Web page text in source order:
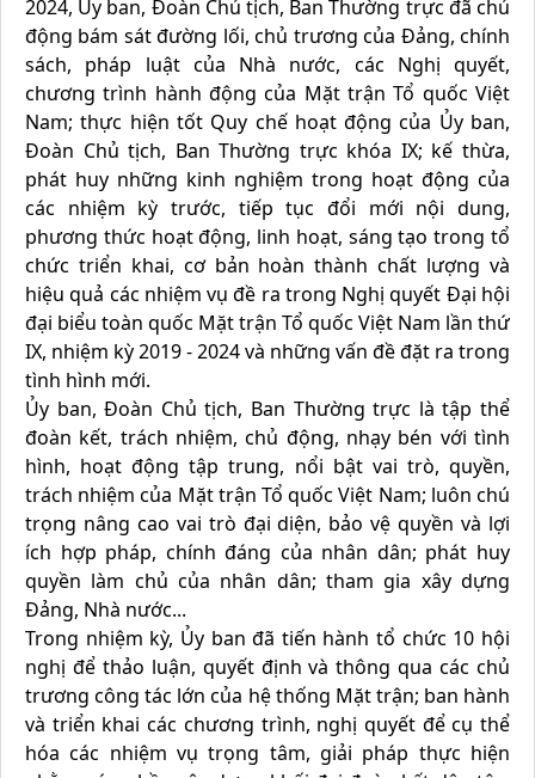
2024, Ủy ban, Đoàn Chủ tịch, Ban Thường trực đã chủ
động bám sát đường lối, chủ trương của Đảng, chính
sách, pháp luật của Nhà nước, các Nghị quyết,
chương trình hành động của Mặt trận Tổ quốc Việt
Nam; thực hiện tốt Quy chế hoạt động của Ủy ban,
Đoàn Chủ tịch, Ban Thường trực khóa IX; kế thừa,
phát huy những kinh nghiệm trong hoạt động của
các nhiệm kỳ trước, tiếp tục đổi mới nội dung,
phương thức hoạt động, linh hoạt, sáng tạo trong tổ
chức triển khai, cơ bản hoàn thành chất lượng và
hiệu quả các nhiệm vụ đề ra trong Nghị quyết Đại hội
đại biểu toàn quốc Mặt trận Tổ quốc Việt Nam lần thứ
IX, nhiệm kỳ 2019 - 2024 và những vấn đề đặt ra trong
tình hình mới.
Ủy ban, Đoàn Chủ tịch, Ban Thường trực là tập thể
đoàn kết, trách nhiệm, chủ động, nhạy bén với tình
hình, hoạt động tập trung, nổi bật vai trò, quyền,
trách nhiệm của Mặt trận Tổ quốc Việt Nam; luôn chú
trọng nâng cao vai trò đại diện, bảo vệ quyền và lợi
ích hợp pháp, chính đáng của nhân dân; phát huy
quyền làm chủ của nhân dân; tham gia xây dựng
Đảng, Nhà nước...
Trong nhiệm kỳ, Ủy ban đã tiến hành tổ chức 10 hội
nghị để thảo luận, quyết định và thông qua các chủ
trương công tác lớn của hệ thống Mặt trận; ban hành
và triển khai các chương trình, nghị quyết để cụ thể
hóa các nhiệm vụ trọng tâm, giải pháp thực hiện